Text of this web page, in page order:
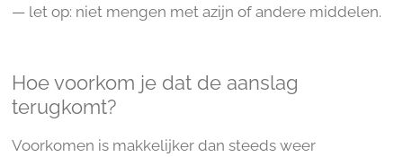
— let op: niet mengen met azijn of andere middelen.
Hoe voorkom je dat de aanslag
terugkomt?
Voorkomen is makkelijker dan steeds weer